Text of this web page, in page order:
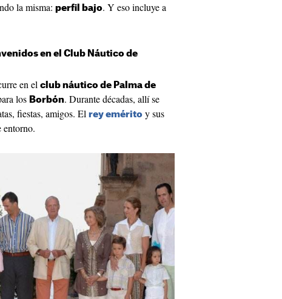
la misma: perfil bajo. Y eso incluye a
en el Club Náutico de
en el club náutico de Palma de
los Borbón. Durante décadas, allí se
fiestas, amigos. El rey emérito y sus
entorno.